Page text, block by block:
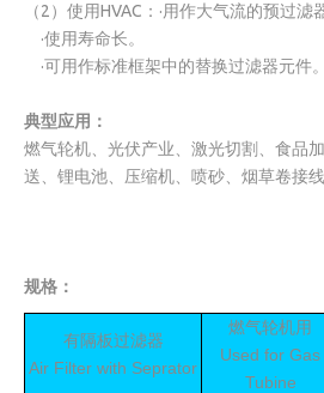
（2）使用HVAC：·用作大气流的预过滤
·使用寿命长。
·可用作标准框架中的替换过滤器元件。
典型应用：
燃气轮机、光伏产业、激光切割、食品
送、锂电池、压缩机、喷砂、烟草卷接
规格：
有隔板过滤器
Air Filter with Seprator
燃气轮机用
Used for Gas
Tubine